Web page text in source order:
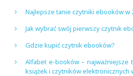
Najlepsze tanie czytniki ebooków w
Jak wybrać swój pierwszy czytnik
Gdzie kupić czytnik ebooków?
Alfabet e-booków – najważniejsze
książek i czytników elektronicznych